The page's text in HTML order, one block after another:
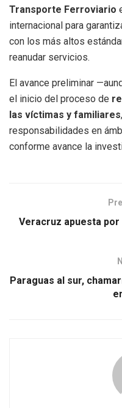
Transporte Ferroviario
internacional para
con los más altos
reanudar servicios.
El avance preliminar
el inicio del proceso de
las víctimas y familiares
responsabilidades en
conforme avance la
Veracruz apuesta por
Paraguas al sur,